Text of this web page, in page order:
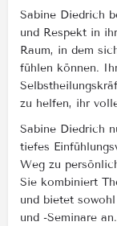
Sabine Diedrich
und Respekt in
Raum, in dem
fühlen können.
zu helfen, ihr
Sabine Diedrich
tiefes
Weg zu
Sie kombiniert
und bietet
und -Seminare an.